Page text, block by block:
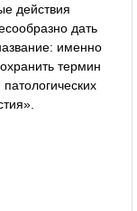
действия
дать
именно
термин